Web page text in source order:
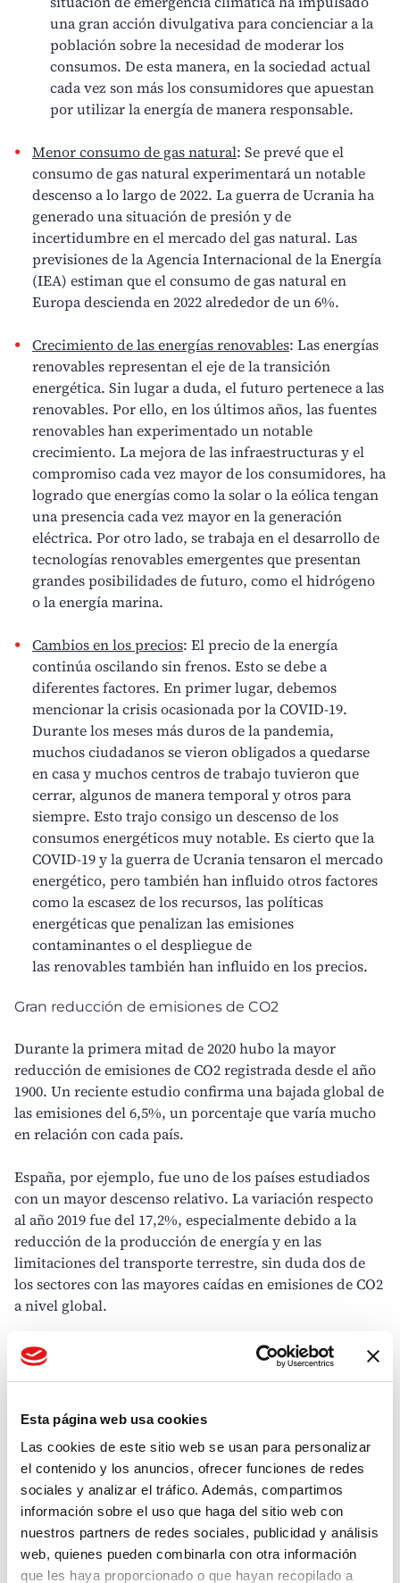
Esta página web usa cookies
Las cookies de este sitio web se usan para personalizar
el contenido y los anuncios, ofrecer funciones de redes
sociales y analizar el tráfico. Además, compartimos
información sobre el uso que haga del sitio web con
nuestros partners de redes sociales, publicidad y análisis
web, quienes pueden combinarla con otra información
que les haya proporcionado o que hayan recopilado a
una gran acción divulgativa para concienciar a la
población sobre la necesidad de moderar los
consumos. De esta manera, en la sociedad actual
cada vez son más los consumidores que apuestan
porutilizar la energía de manera responsable.
Menor consumo de gas natural: Se prevé que el
consumo de gas natural experimentará un notable
descenso a lo largo de 2022. La guerra de Ucrania ha
generado una situación de presión y de
incertidumbre en el mercado del gas natural. Las
previsiones de la Agencia Internacional de la Energía
(IEA) estiman que el consumo de gas natural en
Europa descienda en 2022 alrededor de un 6%.
Crecimiento de las energías renovables: Las energías
renovables representan el eje de latransición
energética. Sin lugar a duda, el futuro pertenece a las
renovables. Por ello, en los últimos años, lasfuentes
renovableshan experimentado un notable
crecimiento. La mejora de las infraestructuras y el
compromiso cada vez mayor de los consumidores, ha
logrado que energías como la solar o la eólica tengan
una presencia cada vez mayor en lageneración
eléctrica. Por otro lado, se trabaja en el desarrollo de
tecnologías renovables emergentes que presentan
grandes posibilidades de futuro, como el hidrógeno
o la energía marina.
Cambios en los precios: El precio de la energía
continúa oscilando sin frenos. Esto se debe a
diferentes factores. En primer lugar, debemos
mencionar la crisis ocasionada por la COVID-19.
Durante los meses más duros de la pandemia,
muchos ciudadanos se vieron obligados a quedarse
en casa y muchos centros de trabajo tuvieron que
cerrar, algunos de manera temporal y otros para
siempre. Esto trajo consigo un descenso de los
consumos energéticos muy notable. Es cierto que la
COVID-19 y la guerra de Ucrania tensaron el mercado
energético, pero también han influido otros factores
como la escasez de los recursos, las políticas
energéticas que penalizan lasemisiones
contaminanteso el despliegue de
lasrenovablestambién han influido en los precios.
Gran reducción de emisiones de CO2
Durante la primera mitad de 2020 hubo la mayor
reducción deemisiones de CO2registrada desde el año
1900. Un reciente estudio confirma una bajada global de
las emisiones del 6,5%, un porcentaje que varía mucho
en relación con cada país.
España, por ejemplo, fue uno de los países estudiados
con un mayor descenso relativo. La variación respecto
al año 2019 fue del 17,2%, especialmente debido a la
reducción de la producción de energía y en las
limitaciones del transporte terrestre, sin duda dos de
los sectores con las mayores caídas en emisiones de CO2
a nivel global.
Sin embargo, a medida que las restricciones de la
pandemia se fueron relajando y la sociedad comenzó a
emisionesvolvieron a subir.
¿Y el futuro? Proyecciones de emisiones de CO2 en
la UE hasta 2050
El planeta se enfrenta a unacrisis climáticade gran
envergadura a la que necesitamos hacer frente. En este
sentido, se vuelve indispensable que la sociedad adopte
medidas orientadas a garantizar la reducción de